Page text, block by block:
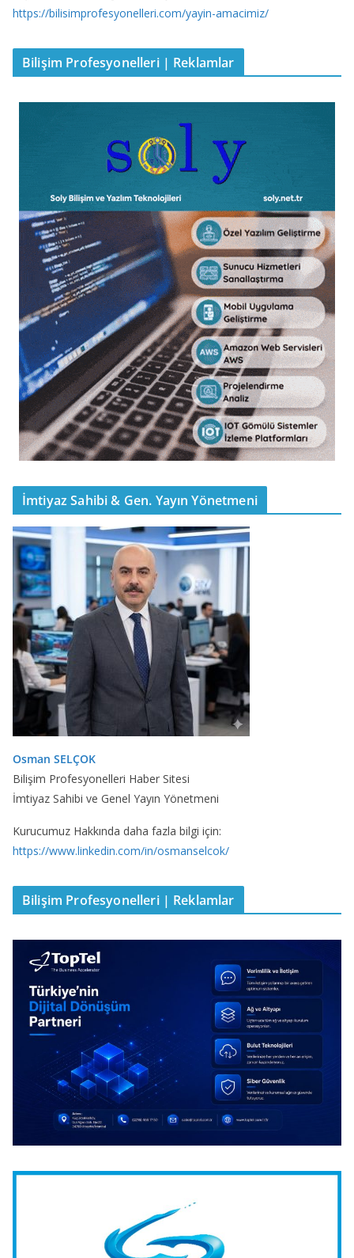
https://bilisimprofesyonelleri.com/yayin-amacimiz/
Bilişim Profesyonelleri | Reklamlar
İmtiyaz Sahibi & Gen. Yayın Yönetmeni
Osman SELÇOK
Bilişim Profesyonelleri Haber Sitesi
İmtiyaz Sahibi ve Genel Yayın Yönetmeni
Kurucumuz Hakkında daha fazla bilgi için:
https://www.linkedin.com/in/osmanselcok/
Bilişim Profesyonelleri | Reklamlar